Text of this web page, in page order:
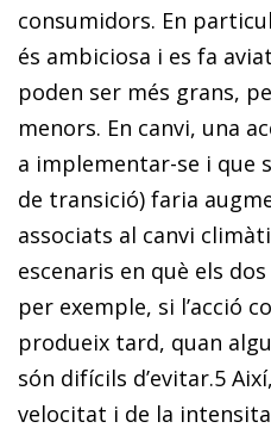
consumidors. En
és ambiciosa i es fa
poden ser més grans,
menors. En canvi, una
a implementar-se i que
de transició) faria
associats al canvi
escenaris en què els
per exemple, si l’acció
produeix tard, quan
són difícils d’evitar.5
velocitat i de la